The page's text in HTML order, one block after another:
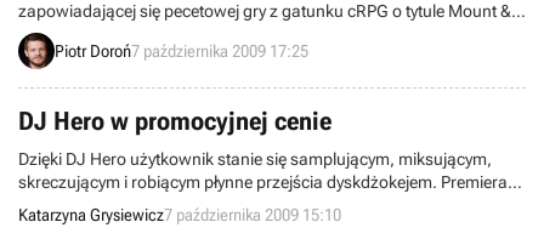
zapowiadającej się pecetowej gry z gatunku cRPG o tytule Mount &
Blade: Ogniem i Mieczem. Produkcja, w której przedstawiony
zostanie XVII-wieczny konflikt pomiędzy Rzeczpospolitą Obojga
Piotr Doroń7 października 2009 17:25
DJ Hero w promocyjnej cenie
Dzięki DJ Hero użytkownik stanie się samplującym, miksującym,
skreczującym i robiącym płynne przejścia dyskdżokejem. Premiera
gry zaplanowana została na 30 października 2009 r. Dla tych, którzy
już teraz chcieliby umieścić ten tytul na swojej liście pre-orderów
Katarzyna Grysiewicz7 października 2009 15:10